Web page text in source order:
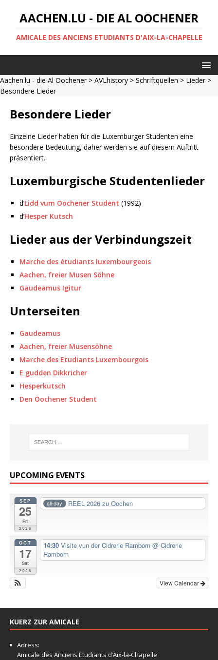
AACHEN.LU - DIE AL OOCHENER
AMICALE DES ANCIENS ETUDIANTS D'AIX-LA-CHAPELLE
Aachen.lu - die Al Oochener> AVLhistory > Schriftquellen > Lieder>
Besondere Lieder
Besondere Lieder
Einzelne Lieder haben für die Luxemburger Studenten eine
besondere Bedeutung, daher werden sie auf diesem Auftritt
präsentiert.
Luxemburgische Studentenlieder
d’Lidd vum Oochener Student (1992)
d’Hesper Kutsch
Lieder aus der Verbindungszeit
Marche des étudiants luxembourgeois
Aachen, freier Musen Söhne
Gaudeamus Igitur
Unterseiten
Gaudeamus
Aachen, freier Musensöhne
Marche des Etudiants Luxembourgois
E gudden Dikkricher
Hesperkutsch
Den Oochener Student
UPCOMING EVENTS
SEP
25
Fri
2026
all-day REEL 2026 zu Oochen
OCT
17
Sat
2026
14:30 Visite vun der Cidrerie Ramborn @ Cidrerie
Ramborn
View Calendar
KUERZ ZUR AMICALE
Adress:
Amicale des Anciens Etudiants d’Aix-la-Chapelle